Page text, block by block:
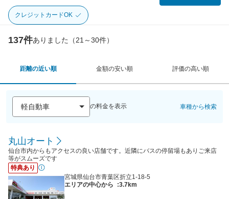
クレジットカードOK
137件ありました（21～30件）
距離の近い順 金額の安い順 評価の高い順
の料金を表示 車種から検索
丸山オート
仙台市内からもアクセスの良い店舗です。近隣にバスの停留場もありご来店
等がスムーズです
特典あり
宮城県仙台市青葉区折立1-18-5
エリアの中心から
:3.7km